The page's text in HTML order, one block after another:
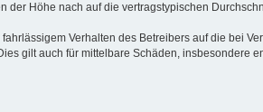
Höhe nach auf die vertragstypischen
Verhalten des Betreibers auf die bei
gilt auch für mittelbare Schäden, insbesondere